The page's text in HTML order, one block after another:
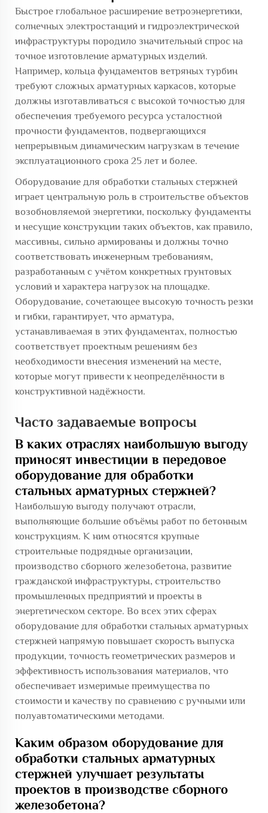
Быстрое глобальное расширение ветроэнергетики,
солнечных электростанций и гидроэлектрической
инфраструктуры породило значительный спрос на
точное изготовление арматурных изделий.
Например, кольца фундаментов ветряных турбин
требуют сложных арматурных каркасов, которые
должны изготавливаться с высокой точностью для
обеспечения требуемого ресурса усталостной
прочности фундаментов, подвергающихся
непрерывным динамическим нагрузкам в течение
эксплуатационного срока 25 лет и более.
Оборудование для обработки стальных стержней
играет центральную роль в строительстве объектов
возобновляемой энергетики, поскольку фундаменты
и несущие конструкции таких объектов, как правило,
массивны, сильно армированы и должны точно
соответствовать инженерным требованиям,
разработанным с учётом конкретных грунтовых
условий и характера нагрузок на площадке.
Оборудование, сочетающее высокую точность резки
и гибки, гарантирует, что арматура,
устанавливаемая в этих фундаментах, полностью
соответствует проектным решениям без
необходимости внесения изменений на месте,
которые могут привести к неопределённости в
конструктивной надёжности.
Часто задаваемые вопросы
В каких отраслях наибольшую выгоду
приносят инвестиции в передовое
оборудование для обработки
стальных арматурных стержней?
Наибольшую выгоду получают отрасли,
выполняющие большие объёмы работ по бетонным
конструкциям. К ним относятся крупные
строительные подрядные организации,
производство сборного железобетона, развитие
гражданской инфраструктуры, строительство
промышленных предприятий и проекты в
энергетическом секторе. Во всех этих сферах
оборудование для обработки стальных арматурных
стержней напрямую повышает скорость выпуска
продукции, точность геометрических размеров и
эффективность использования материалов, что
обеспечивает измеримые преимущества по
стоимости и качеству по сравнению с ручными или
полуавтоматическими методами.
Каким образом оборудование для
обработки стальных арматурных
стержней улучшает результаты
проектов в производстве сборного
железобетона?